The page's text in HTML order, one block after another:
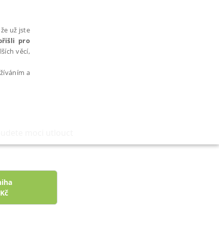
moci utlouct
Kč
už jste
pro
věcí,
a
SOUBORY
souborů cookie správně používat.